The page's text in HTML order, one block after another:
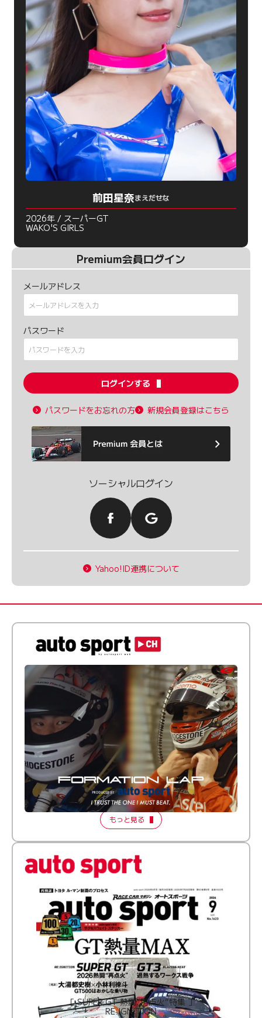
前田星奈まえだせな
2026年 / スーパーGT
WAKO'S GIRLS
Premium会員ログイン
メールアドレス
パスワード
ログインする
パスワードをお忘れの方 新規会員登録はこちら
ソーシャルログイン
Yahoo!ID連携について
倒す相手を、信じてる。小林利徠斗 × 野村勇斗
【FORMATION LAP Produced by auto sport】
2026 Episode 2
もっと見る
［ SUPER GT 熱闘“再点火”特集 ］
RE:IGNITION